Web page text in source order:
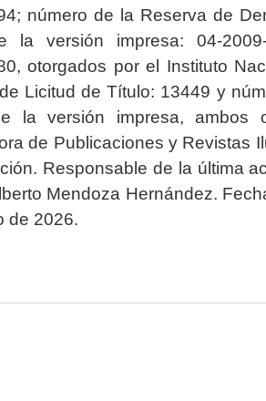
número de la Reserva de
la versión impresa: 04-2009-
otorgados por el Instituto
Licitud de Título: 13449 y
la versión impresa, ambos
de Publicaciones y Revistas
Responsable de la última
Mendoza Hernández.
de 2026.